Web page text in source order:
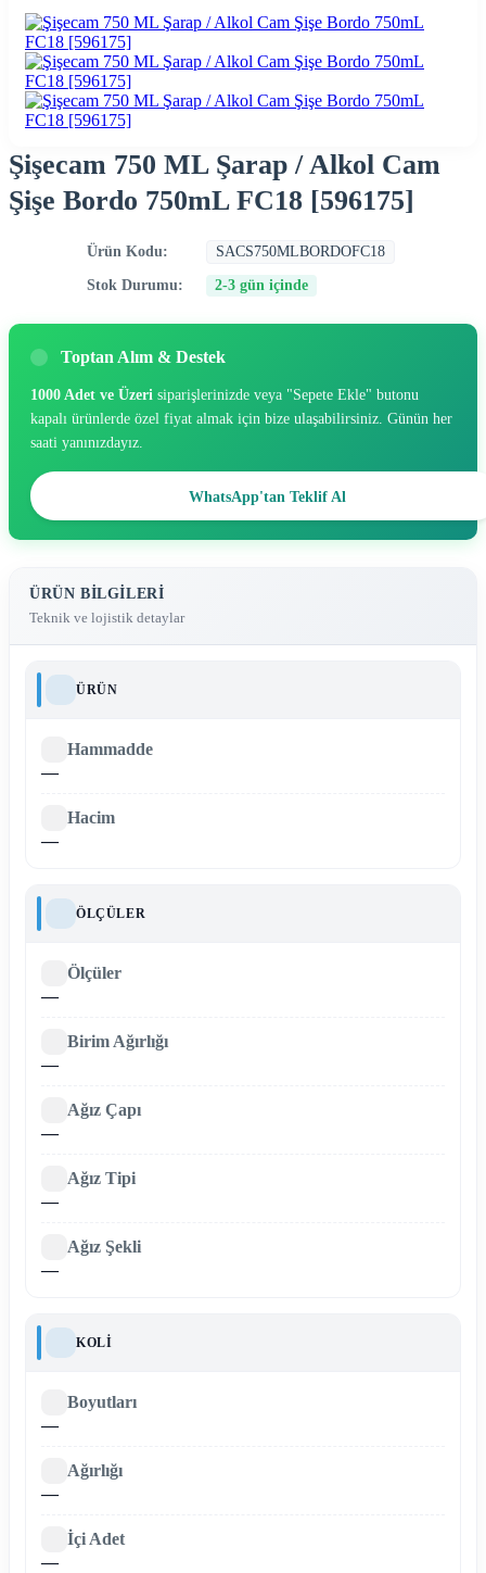
Şişecam 750 ML Şarap / Alkol Cam
Şişe Bordo 750mL FC18 [596175]
Ürün Kodu: SACS750MLBORDOFC18
Stok Durumu: 2-3 gün içinde
Toptan Alım & Destek
1000 Adet ve Üzeri siparişlerinizde veya "Sepete Ekle" butonu
kapalı ürünlerde özel fiyat almak için bize ulaşabilirsiniz. Günün her
saati yanınızdayız.
WhatsApp'tan Teklif Al
ÜRÜN BILGILERI
Teknik ve lojistik detaylar
ÜRÜN
Hammadde
—
Hacim
—
ÖLÇÜLER
Ölçüler
—
Birim Ağırlığı
—
Ağız Çapı
—
Ağız Tipi
—
Ağız Şekli
—
KOLI
Boyutları
—
Ağırlığı
—
İçi Adet
—